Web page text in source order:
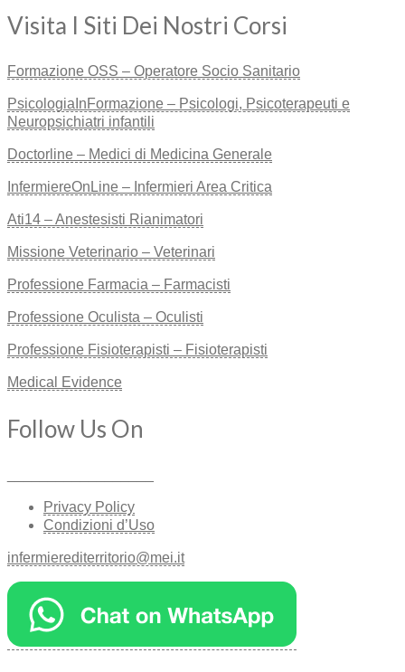
Visita I Siti Dei Nostri Corsi
Formazione OSS – Operatore Socio Sanitario
PsicologiaInFormazione – Psicologi, Psicoterapeuti e
Neuropsichiatri infantili
Doctorline – Medici di Medicina Generale
InfermiereOnLine – Infermieri Area Critica
Ati14 – Anestesisti Rianimatori
Missione Veterinario – Veterinari
Professione Farmacia – Farmacisti
Professione Oculista – Oculisti
Professione Fisioterapisti – Fisioterapisti
Medical Evidence
Follow Us On
Privacy Policy
Condizioni d’Uso
infermierediterritorio@mei.it